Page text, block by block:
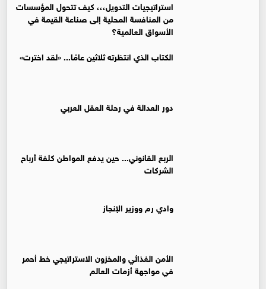
استراتيجيات التدويل،،، كيف تتحول المؤسسات
من المنافسة المحلية إلى صناعة القيمة في
الأسواق العالمية؟
الكتاب الذي انتظرته ثلاثين عامًا... «لقد اخترت»
دور العدالة في رحلة العقل العربي
الربع القانوني... حين يدفع المواطن كلفة أرباح
الشركات
وادي رم ووزير الإنجاز
الأمن الغذائي والمخزون الاستراتيجي خط أحمر
في مواجهة أزمات العالم